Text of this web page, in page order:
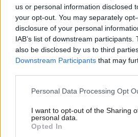
us or personal information disclosed
your opt-out. You may separately
disclosure of your personal
IAB’s list of downstream
also be disclosed by us to third
Downstream Participants that may
Please note that this website/app
not limited to your visit or usage
grant or deny consent to Google and
use your data for below specified
Personal Data Processing Opt
I want to opt-out of the Sharing
personal data.
Opted In
Πώς γίνεται να έχουμε κάνει
και ευρώ δεν έχουμε πάρει ακόμη
ΠΕΡΙΣΣΟΤΕΡΑ
TRENDING